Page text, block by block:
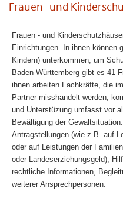
Frauen- und
Frauen - und
Einrichtungen. In ihnen können
Kindern) unterkommen, um
Baden-Württemberg gibt es 41
ihnen arbeiten Fachkräfte, die
Partner misshandelt werden,
und Unterstüzung umfasst vor
Bewältigung der
Antragstellungen (wie z.B. auf
oder auf Leistungen der
oder Landeserziehungsgeld),
rechtliche Informationen,
weiterer Ansprechpersonen.